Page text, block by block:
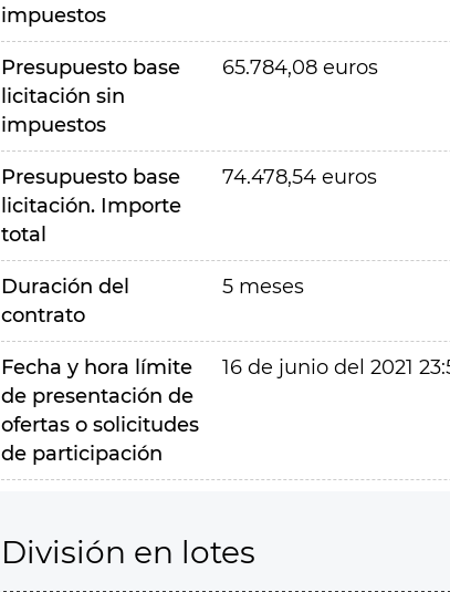
impuestos
Presupuesto base
licitación sin
impuestos
65.784,08 euros
Presupuesto base
licitación. Importe
total
74.478,54 euros
Duración del
contrato
5 meses
Fecha y hora límite
de presentación de
ofertas o solicitudes
de participación
16 de junio del 2021
División en lotes